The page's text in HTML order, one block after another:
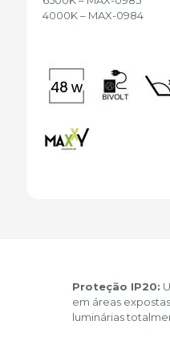
4000K – MAX-0984
Proteção IP20:
em áreas
luminárias